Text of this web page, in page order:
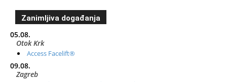
Zanimljiva događanja
05.08.
Otok Krk
Access Facelift®
09.08.
Zagreb